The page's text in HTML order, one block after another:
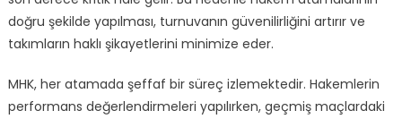
doğru şekilde yapılması, turnuvanın güvenilirliğini artırır ve
takımların haklı şikayetlerini minimize eder.
MHK, her atamada şeffaf bir süreç izlemektedir. Hakemlerin
performans değerlendirmeleri yapılırken, geçmiş maçlardaki